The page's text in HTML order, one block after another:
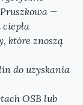
—
które znoszą
do uzyskania
OSB lub